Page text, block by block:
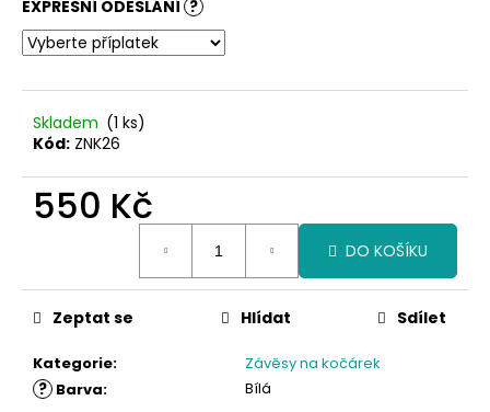
EXPRESNÍ ODESLÁNÍ ?
Skladem (1 ks)
Kód: ZNK26
550 Kč
DO KOŠÍKU
Kategorie: Závěsy na kočárek
? Barva: Bílá
Zeptat se Hlídat Sdílet